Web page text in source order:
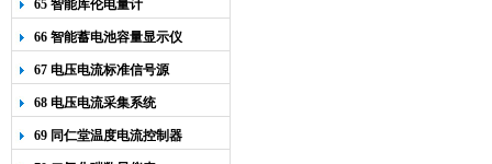
65 智能库伦电量计
66 智能蓄电池容量显示仪
67 电压电流标准信号源
68 电压电流采集系统
69 同仁堂温度电流控制器